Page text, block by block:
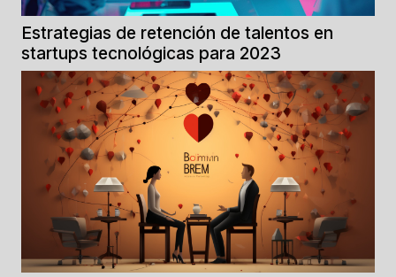
Estrategias de retención de talentos en
startups tecnológicas para 2023